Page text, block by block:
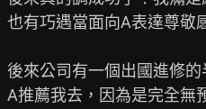
也有巧遇當面向A表達尊敬
後來公司有一個出國進修的
A推薦我去，因為是完全無